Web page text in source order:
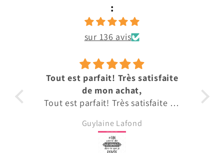
:
sur 136 avis
Tout est parfait! Très satisfaite
de mon achat,
Tout est parfait! Très satisfaite de
Guylaine Lafond